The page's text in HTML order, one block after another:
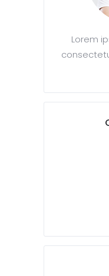
Lorem